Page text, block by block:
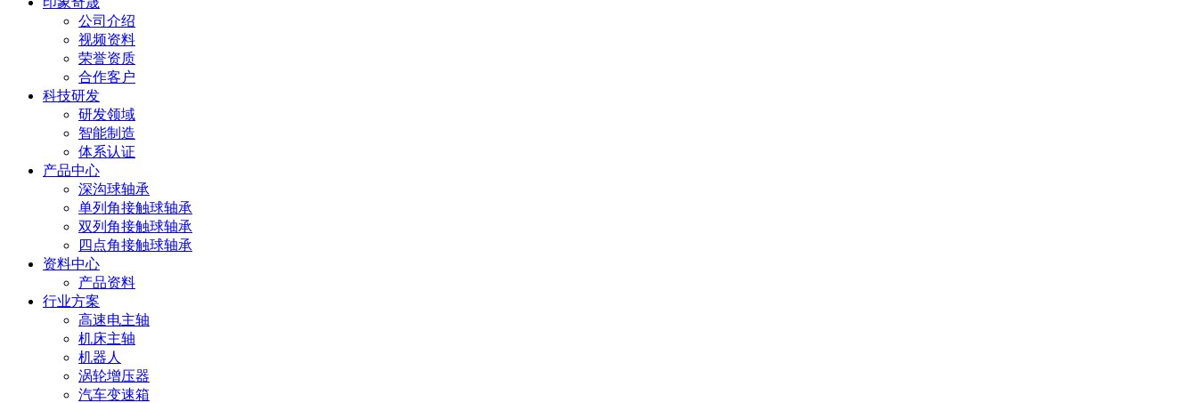
公司介绍
视频资料
荣誉资质
合作客户
科技研发
研发领域
智能制造
体系认证
产品中心
深沟球轴承
单列角接触球轴承
双列角接触球轴承
四点角接触球轴承
资料中心
产品资料
行业方案
高速电主轴
机床主轴
机器人
涡轮增压器
汽车变速箱